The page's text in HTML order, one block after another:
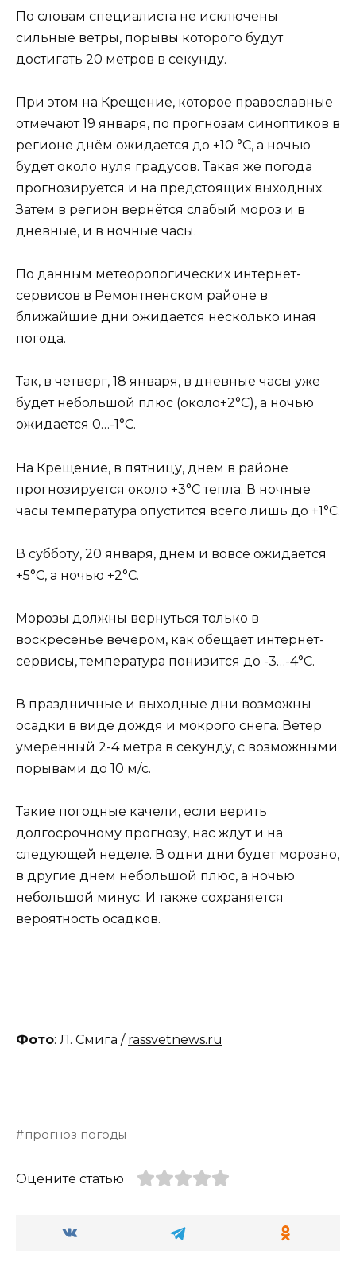
По словам специалиста не исключены
сильные ветры, порывы которого будут
достигать 20 метров в секунду.
При этом на Крещение, которое православные
отмечают 19 января, по прогнозам синоптиков в
регионе днём ожидается до +10 °С, а ночью
будет около нуля градусов. Такая же погода
прогнозируется и на предстоящих выходных.
Затем в регион вернётся слабый мороз и в
дневные, и в ночные часы.
По данным метеорологических интернет-
сервисов в Ремонтненском районе в
ближайшие дни ожидается несколько иная
погода.
Так, в четверг, 18 января, в дневные часы уже
будет небольшой плюс (около+2°С), а ночью
ожидается 0…-1°С.
На Крещение, в пятницу, днем в районе
прогнозируется около +3°С тепла. В ночные
часы температура опустится всего лишь до +1°С.
В субботу, 20 января, днем и вовсе ожидается
+5°С, а ночью +2°С.
Морозы должны вернуться только в
воскресенье вечером, как обещает интернет-
сервисы, температура понизится до -3…-4°С.
В праздничные и выходные дни возможны
осадки в виде дождя и мокрого снега. Ветер
умеренный 2-4 метра в секунду, с возможными
порывами до 10 м/с.
Такие погодные качели, если верить
долгосрочному прогнозу, нас ждут и на
следующей неделе. В одни дни будет морозно,
в другие днем небольшой плюс, а ночью
небольшой минус. И также сохраняется
вероятность осадков.
Фото: Л. Смига / rassvetnews.ru
прогноз погоды
Оцените статью